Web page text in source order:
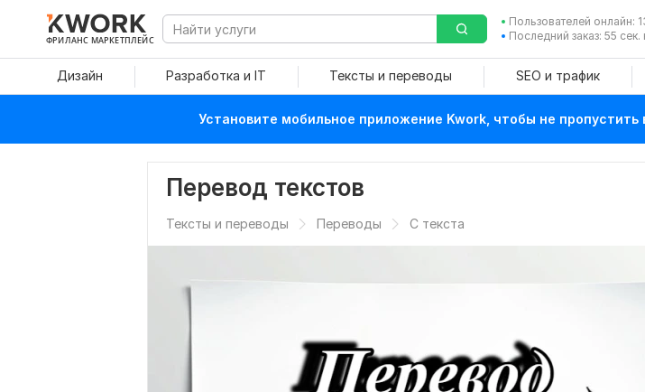
ФРИЛАНС МАРКЕТПЛЕЙС
Пользователей онлайн:
Последний заказ: 55 сек.
Дизайн Разработка и IT Тексты и переводы SEO и трафик
Установите мобильное приложение Kwork, чтобы не
Перевод текстов
Тексты и переводы Переводы С текста